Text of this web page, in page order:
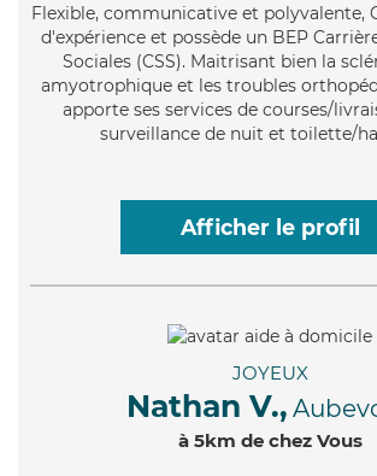
Flexible, communicative et polyvalente,
d'expérience et possède un BEP
Sociales (CSS). Maitrisant bien la
amyotrophique et les troubles
apporte ses services de courses/
surveillance de nuit et toilette/
Afficher le profil
JOYEUX
Nathan V.,
à 5km de chez Vous